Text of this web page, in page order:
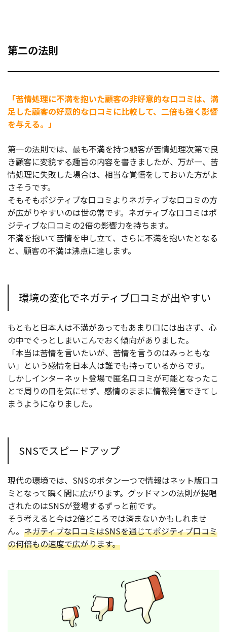
第二の法則
「苦情処理に不満を抱いた顧客の非好意的な口コミは、満
足した顧客の好意的な口コミに比較して、二倍も強く影響
を与える。」
第一の法則では、最も不満を持つ顧客が苦情処理次第で良
き顧客に変貌する趣旨の内容を書きましたが、万が一、苦
情処理に失敗した場合は、相当な覚悟をしておいた方がよ
さそうです。
そもそもポジティブな口コミよりネガティブな口コミの方
が広がりやすいのは世の常です。ネガティブな口コミはポ
ジティブな口コミの2倍の影響力を持ちます。
不満を抱いて苦情を申し立て、さらに不満を抱いたとなる
と、顧客の不満は沸点に達します。
環境の変化でネガティブ口コミが出やすい
もともと日本人は不満があってもあまり口には出さず、心
の中でぐっとしまいこんでおく傾向がありました。
「本当は苦情を言いたいが、苦情を言うのはみっともな
い」という感情を日本人は誰でも持っているからです。
しかしインターネット登場で匿名口コミが可能となったこ
とで周りの目を気にせず、感情のままに情報発信できてし
まうようになりました。
SNSでスピードアップ
現代の環境では、SNSのボタン一つで情報はネット版口コ
ミとなって瞬く間に広がります。グッドマンの法則が提唱
されたのはSNSが登場するずっと前です。
そう考えると今は2倍どころでは済まないかもしれませ
ん。 ネガティブな口コミはSNSを通じてポジティブ口コミ
の何倍もの速度で広がります。